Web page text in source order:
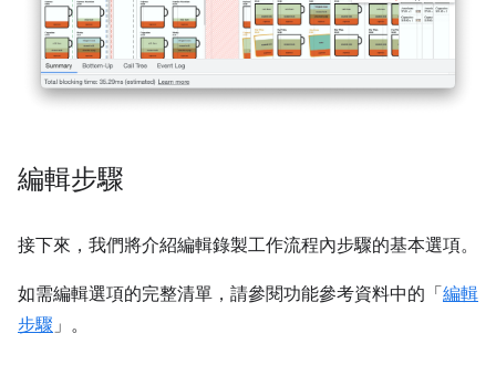
編輯步驟
接下來，我們將介紹編輯錄製工作流程內步驟的基本選項。
如需編輯選項的完整清單，請參閱功能參考資料中的「編輯
步驟 」。